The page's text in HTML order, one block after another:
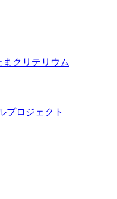
クリテリウム
プロジェクト